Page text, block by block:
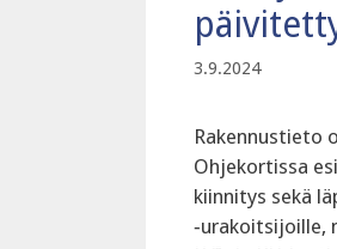
3.9.2024
Rakennustieto
Ohjekortissa
kiinnitys sekä
‑urakoitsijoille,